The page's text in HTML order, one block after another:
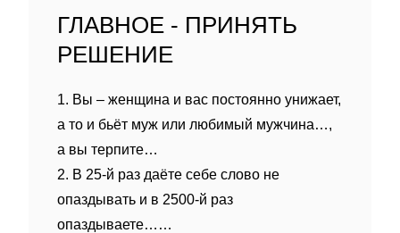
ГЛАВНОЕ - ПРИНЯТЬ
РЕШЕНИЕ
1. Вы – женщина и вас постоянно унижает,
а то и бьёт муж или любимый мужчина…,
а вы терпите…
2. В 25-й раз даёте себе слово не
опаздывать и в 2500-й раз
опаздываете……